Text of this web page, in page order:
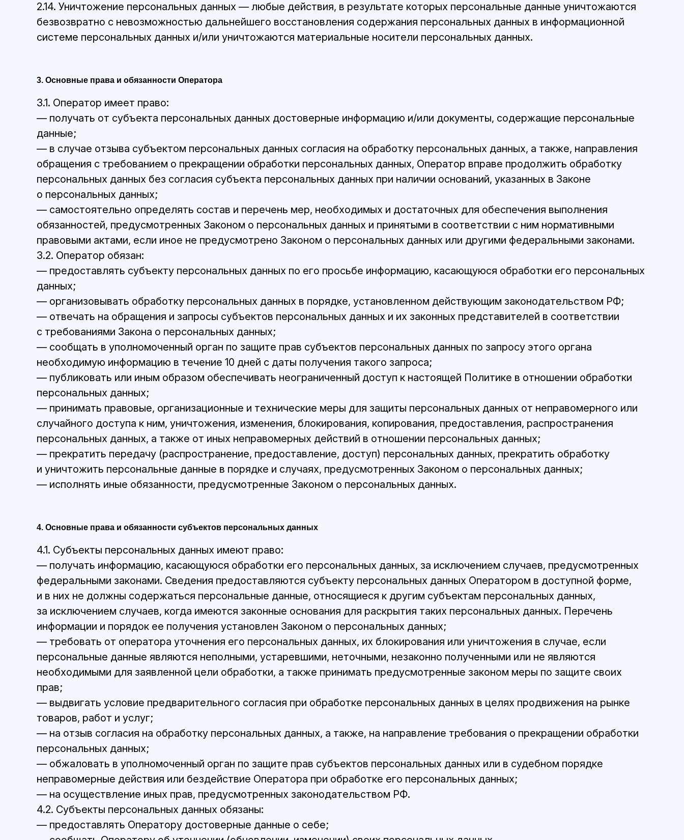
2.14. Уничтожение персональных данных — любые действия, в результате которых персональные данные уничтожаются
безвозвратно с невозможностью дальнейшего восстановления содержания персональных данных в информационной
системе персональных данных и/или уничтожаются материальные носители персональных данных.
3. Основные права и обязанности Оператора
3.1. Оператор имеет право:
— получать от субъекта персональных данных достоверные информацию и/или документы, содержащие персональные
данные;
— в случае отзыва субъектом персональных данных согласия на обработку персональных данных, а также, направления
обращения с требованием о прекращении обработки персональных данных, Оператор вправе продолжить обработку
персональных данных без согласия субъекта персональных данных при наличии оснований, указанных в Законе
о персональных данных;
— самостоятельно определять состав и перечень мер, необходимых и достаточных для обеспечения выполнения
обязанностей, предусмотренных Законом о персональных данных и принятыми в соответствии с ним нормативными
правовыми актами, если иное не предусмотрено Законом о персональных данных или другими федеральными законами.
3.2. Оператор обязан:
— предоставлять субъекту персональных данных по его просьбе информацию, касающуюся обработки его персональных
данных;
— организовывать обработку персональных данных в порядке, установленном действующим законодательством РФ;
— отвечать на обращения и запросы субъектов персональных данных и их законных представителей в соответствии
с требованиями Закона о персональных данных;
— сообщать в уполномоченный орган по защите прав субъектов персональных данных по запросу этого органа
необходимую информацию в течение 10 дней с даты получения такого запроса;
— публиковать или иным образом обеспечивать неограниченный доступ к настоящей Политике в отношении обработки
персональных данных;
— принимать правовые, организационные и технические меры для защиты персональных данных от неправомерного или
случайного доступа к ним, уничтожения, изменения, блокирования, копирования, предоставления, распространения
персональных данных, а также от иных неправомерных действий в отношении персональных данных;
— прекратить передачу (распространение, предоставление, доступ) персональных данных, прекратить обработку
и уничтожить персональные данные в порядке и случаях, предусмотренных Законом о персональных данных;
— исполнять иные обязанности, предусмотренные Законом о персональных данных.
4. Основные права и обязанности субъектов персональных данных
4.1. Субъекты персональных данных имеют право:
— получать информацию, касающуюся обработки его персональных данных, за исключением случаев, предусмотренных
федеральными законами. Сведения предоставляются субъекту персональных данных Оператором в доступной форме,
и в них не должны содержаться персональные данные, относящиеся к другим субъектам персональных данных,
за исключением случаев, когда имеются законные основания для раскрытия таких персональных данных. Перечень
информации и порядок ее получения установлен Законом о персональных данных;
— требовать от оператора уточнения его персональных данных, их блокирования или уничтожения в случае, если
персональные данные являются неполными, устаревшими, неточными, незаконно полученными или не являются
необходимыми для заявленной цели обработки, а также принимать предусмотренные законом меры по защите своих
прав;
— выдвигать условие предварительного согласия при обработке персональных данных в целях продвижения на рынке
товаров, работ и услуг;
— на отзыв согласия на обработку персональных данных, а также, на направление требования о прекращении обработки
персональных данных;
— обжаловать в уполномоченный орган по защите прав субъектов персональных данных или в судебном порядке
неправомерные действия или бездействие Оператора при обработке его персональных данных;
— на осуществление иных прав, предусмотренных законодательством РФ.
4.2. Субъекты персональных данных обязаны:
— предоставлять Оператору достоверные данные о себе;